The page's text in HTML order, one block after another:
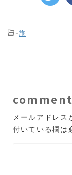
-旅
comment
メールアドレス
付いている欄は